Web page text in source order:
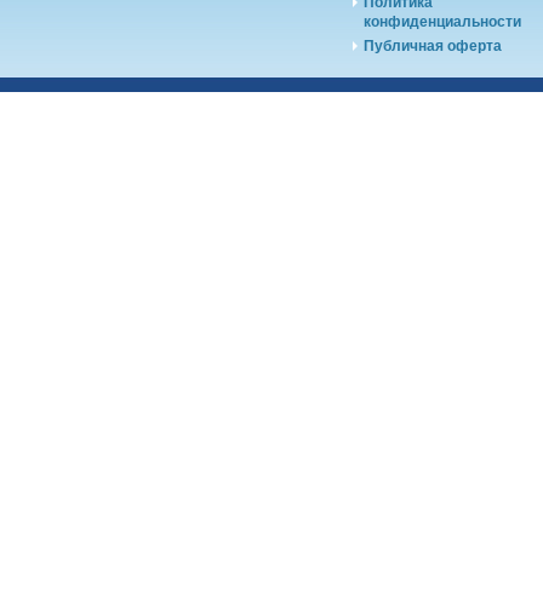
конфиденциальности
Публичная оферта